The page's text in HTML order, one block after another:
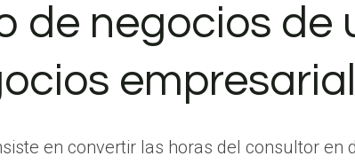
de negocios de
en convertir las horas del consultor en